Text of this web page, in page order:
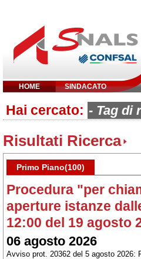
HOME SINDACATO
Inserisci
Hai cercato: - Tag di
Risultati Ricerca
Primo Piano(100)
Procedura "per
aperture istanze
12:00 del 19 agosto
06 agosto 2026
Avviso prot. 20362 del 5 agosto 2026: